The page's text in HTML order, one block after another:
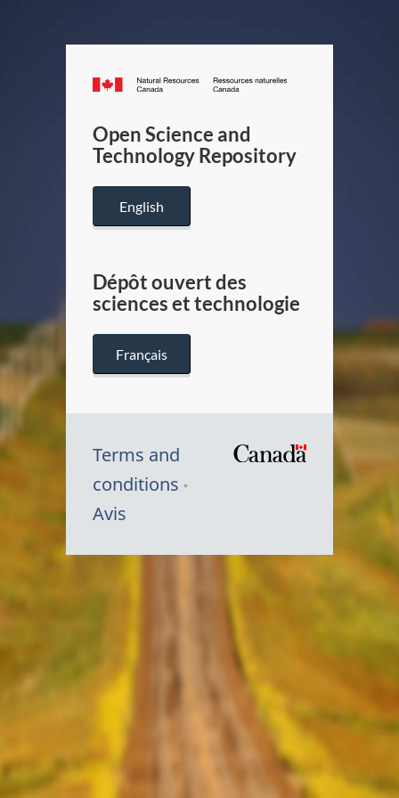
Canada.ca
/
Canada
Open Science and
Technology Repository
English
Dépôt ouvert des
sciences et technologie
Français
Terms and
conditions
Avis
Symbole
Canada